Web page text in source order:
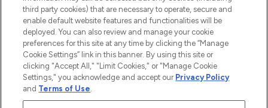
IMPRESSUM
ÜBER LOOKFANTASTIC
Pay Securely With
third party cookies) that are necessary to operate, secure and
enable default website features and functionalities will be
deployed. You can also review and manage your cookie
preferences for this site at any time by clicking the “Manage
Cookie Settings” link in this banner. By using this site or
clicking "Accept All," "Limit Cookies," or "Manage Cookie
Settings," you acknowledge and accept our Privacy Policy
and Terms of Use.